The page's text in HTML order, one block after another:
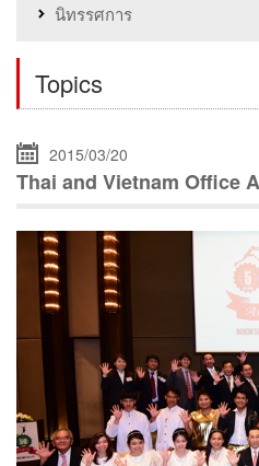
นิทรรศการ
Topics
2015/03/20
Thai and Vietnam Office